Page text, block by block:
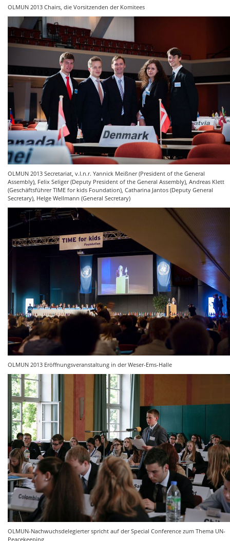
OLMUN 2013 Chairs, die Vorsitzenden der Komitees
OLMUN 2013 Secretariat, v.l.n.r. Yannick Meißner (President of the General
Assembly), Felix Seliger (Deputy President of the General Assembly), Andreas Klett
(Geschäftsführer TIME for kids Foundation), Catharina Jantos (Deputy General
Secretary), Helge Wellmann (General Secretary)
OLMUN 2013 Eröffnungsveranstaltung in der Weser-Ems-Halle
OLMUN-Nachwuchsdelegierter spricht auf der Special Conference zum Thema UN-
Peacekeeping